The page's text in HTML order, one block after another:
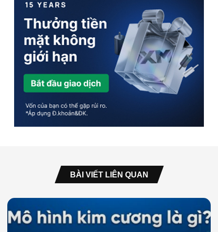
BÀI VIẾT LIÊN QUAN